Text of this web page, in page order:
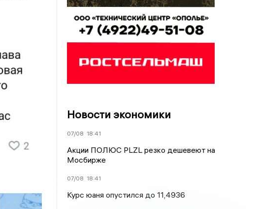
Новости экономики
07/08 18:41
Акции ПОЛЮС PLZL резко дешевеют на
Мосбирже
07/08 18:41
Курс юаня опустился до 11,4936